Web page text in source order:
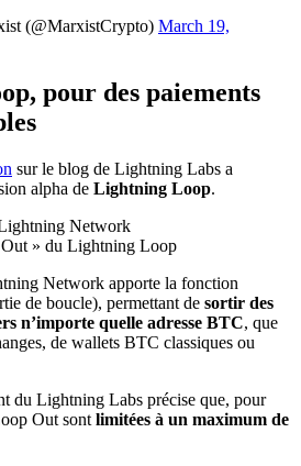
(@MarxistCrypto) March 19,
pour des paiements
sur le blog de Lightning Labs a
alpha de Lightning Loop.
» du Lightning Loop
Network apporte la fonction
de boucle), permettant de sortir des
n’importe quelle adresse BTC, que
de wallets BTC classiques ou
du Lightning Labs précise que, pour
Out sont limitées à un maximum de